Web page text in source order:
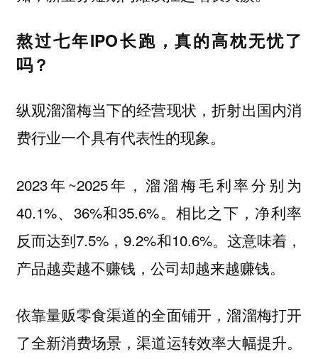
熬过七年IPO长跑，真的高枕无忧了
吗？
纵观溜溜梅当下的经营现状，折射出国内消
费行业一个具有代表性的现象。
2023年~2025年，溜溜梅毛利率分别为
40.1%、36%和35.6%。相比之下，净利率
反而达到7.5%，9.2%和10.6%。这意味着，
产品越卖越不赚钱，公司却越来越赚钱。
依靠量贩零食渠道的全面铺开，溜溜梅打开
了全新消费场景，渠道运转效率大幅提升。